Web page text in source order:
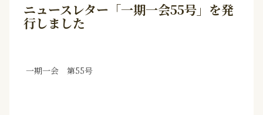
ニュースレター「一期一会55号」を発
行しました
一期一会 第55号